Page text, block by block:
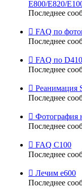
Е800/E820/
Последнее
FAQ по
Последнее
FAQ по D410
Последнее
Реанимация
Последнее
Фотография
Последнее
FAQ С100
Последнее
Лечим е600
Последнее